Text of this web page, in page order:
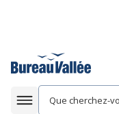
Afficher la